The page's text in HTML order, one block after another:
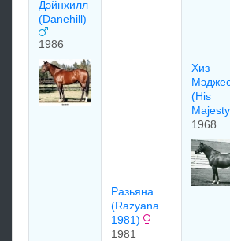
Дэйнхилл
(Danehill)
1986
Рaзьянa
(Razyana
1981)
1981
Хиз
(His
1968